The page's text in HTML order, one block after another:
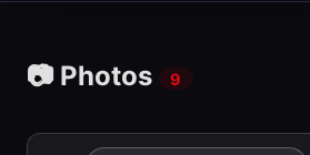
📷 Photos 9